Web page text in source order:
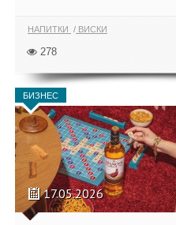
НАПИТКИ ВИСКИ
278
БИЗНЕС
17.05.2026